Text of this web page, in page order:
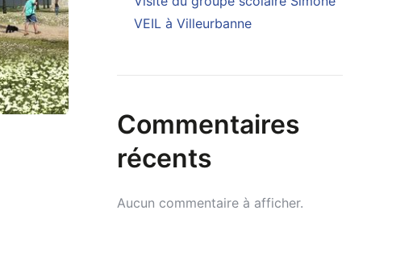
VEIL à Villeurbanne
Commentaires
récents
Aucun commentaire à afficher.